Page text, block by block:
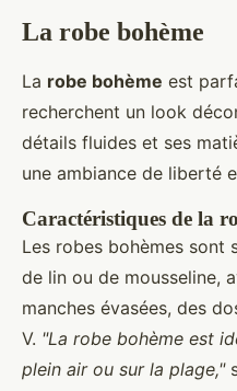
La robe bohème
La robe bohème est
recherchent un look
détails fluides et ses
une ambiance de liberté
Caractéristiques de la
Les robes bohèmes sont
de lin ou de mousseline,
manches évasées, des
V. "La robe bohème est
plein air ou sur la plage,"